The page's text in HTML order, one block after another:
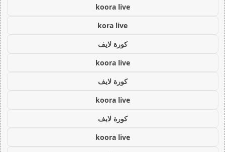
koora live
kora live
كورة لايف
koora live
كورة لايف
koora live
كورة لايف
koora live